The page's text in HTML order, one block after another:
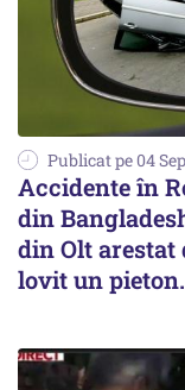
Publicat pe 04
Accidente în
din
din Olt arestat
lovit un